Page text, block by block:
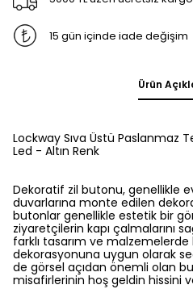
15 gün içinde iade değişim
Ürün
Lockway Sıva Üstü Paslanmaz
Led - Altın Renk
Dekoratif zil butonu, genellikle
duvarlarına monte edilen
butonlar genellikle estetik bir
ziyaretçilerin kapı çalmalarını
farklı tasarım ve
dekorasyonuna uygun olarak
de görsel açıdan önemli olan
misafirlerinin hoş geldin hissini